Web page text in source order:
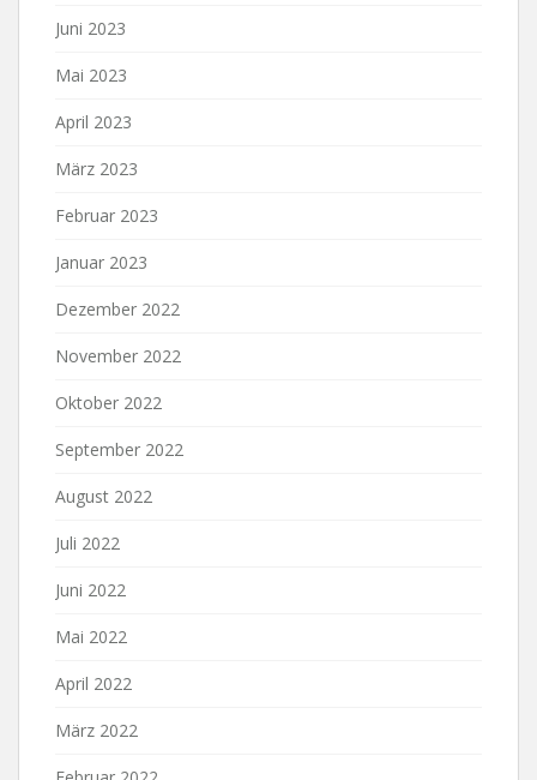
Juni 2023
Mai 2023
April 2023
März 2023
Februar 2023
Januar 2023
Dezember 2022
November 2022
Oktober 2022
September 2022
August 2022
Juli 2022
Juni 2022
Mai 2022
April 2022
März 2022